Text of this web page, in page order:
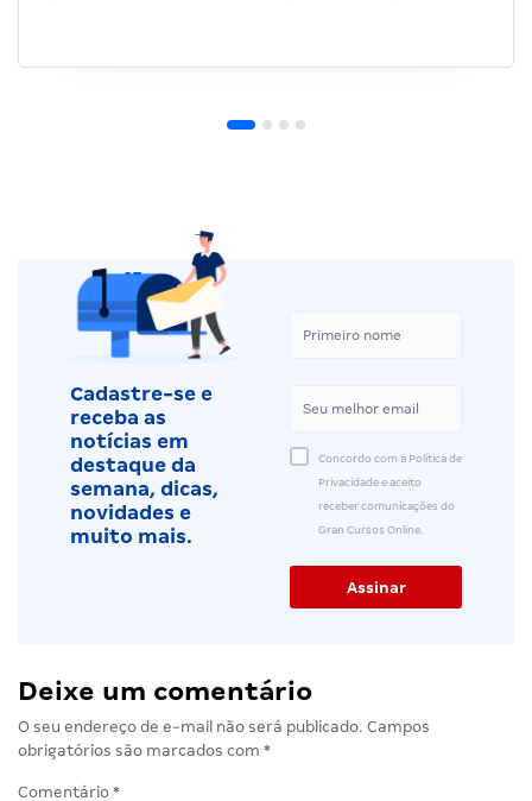
Cadastre-se e
receba as
notícias em
destaque da
semana, dicas,
novidades e
muito mais.
Concordo com a Política de
Privacidade e aceito
receber comunicações do
Gran Cursos Online.
Deixe um comentário
O seu endereço de e-mail não será publicado. Campos
obrigatórios são marcados com *
Comentário *